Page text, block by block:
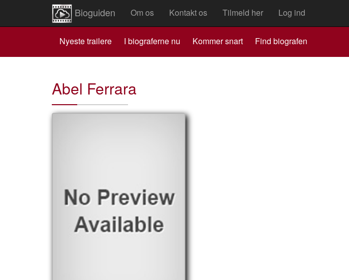
Bioguiden Om os Kontakt os Tilmeld her Log ind
Nyeste trailere I biograferne nu Kommer snart Find biografen
Abel Ferrara